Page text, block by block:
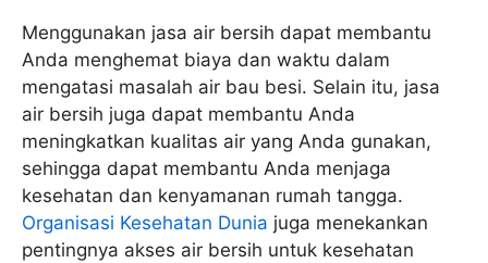
Menggunakan jasa air bersih dapat membantu
Anda menghemat biaya dan waktu dalam
mengatasi masalah air bau besi. Selain itu, jasa
air bersih juga dapat membantu Anda
meningkatkan kualitas air yang Anda gunakan,
sehingga dapat membantu Anda menjaga
kesehatan dan kenyamanan rumah tangga.
Organisasi Kesehatan Dunia juga menekankan
pentingnya akses air bersih untuk kesehatan